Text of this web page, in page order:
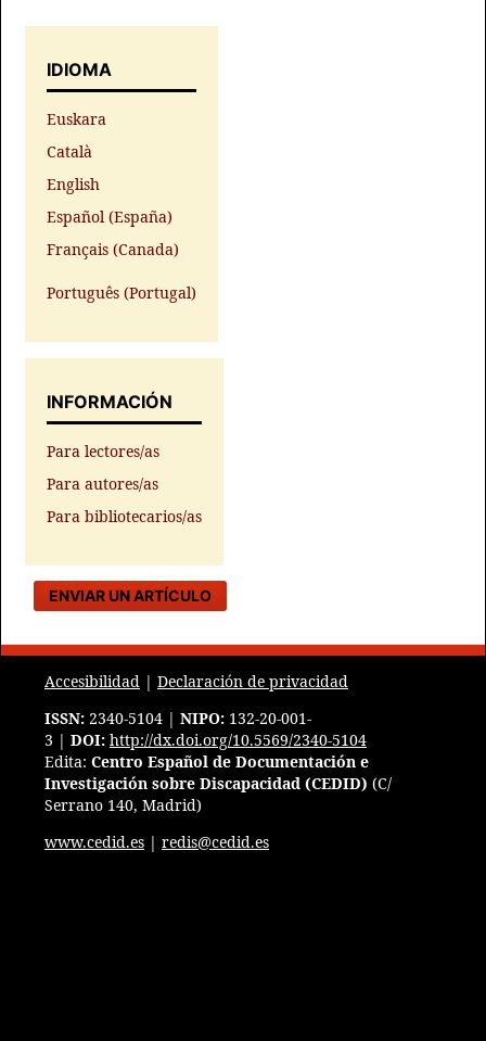
IDIOMA
Euskara
Català
English
Español (España)
Français (Canada)
Português (Portugal)
INFORMACIÓN
Para lectores/as
Para autores/as
Para bibliotecarios/as
ENVIAR UN ARTÍCULO
Accesibilidad | Declaración de privacidad
ISSN: 2340-5104 | NIPO: 132-20-001-
3 | DOI: http://dx.doi.org/10.5569/2340-5104
Edita: Centro Español de Documentación e
Investigación sobre Discapacidad (CEDID) (C/
Serrano 140, Madrid)
www.cedid.es | redis@cedid.es